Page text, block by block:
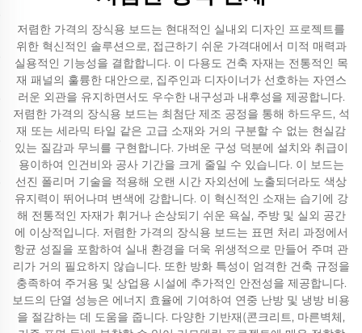
저렴한 가격의 장식용 보드는 현대적인 실내외 디자인 프로젝트를
위한 혁신적인 솔루션으로, 접근하기 쉬운 가격대에서 미적 매력과
실용적인 기능성을 결합합니다. 이 다용도 건축 자재는 전통적인 목
재 패널의 훌륭한 대안으로, 집주인과 디자이너가 선호하는 자연스
러운 외관을 유지하면서도 우수한 내구성과 내후성을 제공합니다.
저렴한 가격의 장식용 보드는 최첨단 제조 공정을 통해 하드우드, 석
재 또는 세라믹 타일 같은 고급 소재와 거의 구분할 수 없는 현실감
있는 질감과 무늬를 구현합니다. 가벼운 구성 덕분에 설치와 취급이
용이하여 인건비와 공사 기간을 크게 줄일 수 있습니다. 이 보드는
선진 폴리머 기술을 적용해 오랜 시간 자외선에 노출되더라도 색상
유지력이 뛰어나며 변색에 강합니다. 이 혁신적인 소재는 습기에 강
해 전통적인 자재가 휘거나 손상되기 쉬운 욕실, 주방 및 실외 공간
에 이상적입니다. 저렴한 가격의 장식용 보드는 표면 처리 과정에서
항균 성질을 포함하여 실내 환경을 더욱 위생적으로 만들어 주며 관
리가 거의 필요하지 않습니다. 또한 방화 특성이 엄격한 건축 규정을
충족하여 주거용 및 상업용 시설에 추가적인 안전성을 제공합니다.
보드의 단열 성능은 에너지 효율에 기여하여 연중 난방 및 냉방 비용
을 절감하는 데 도움을 줍니다. 다양한 기반재(콘크리트, 마른벽체,